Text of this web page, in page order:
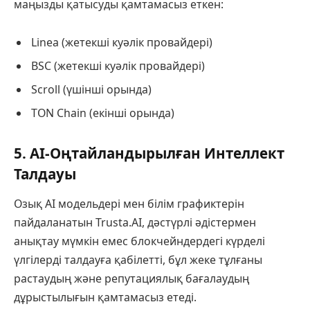
маңызды қатысуды қамтамасыз еткен:
Linea (жетекші куәлік провайдері)
BSC (жетекші куәлік провайдері)
Scroll (үшінші орында)
TON Chain (екінші орында)
5. AI-Оңтайландырылған Интеллект
Талдауы
Озық AI модельдері мен білім графиктерін
пайдаланатын Trusta.AI, дәстүрлі әдістермен
анықтау мүмкін емес блокчейндердегі күрделі
үлгілерді талдауға қабілетті, бұл жеке тұлғаны
растаудың және репутациялық бағалаудың
дұрыстылығын қамтамасыз етеді.